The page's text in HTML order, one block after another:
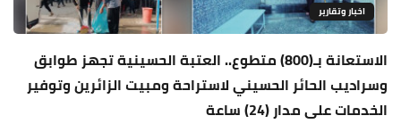
اخبار وتقارير
الاستعانة بـ(800) متطوع.. العتبة الحسينية تجهز طوابق
وسراديب الحائر الحسيني لاستراحة ومبيت الزائرين وتوفير
الخدمات على مدار (24) ساعة